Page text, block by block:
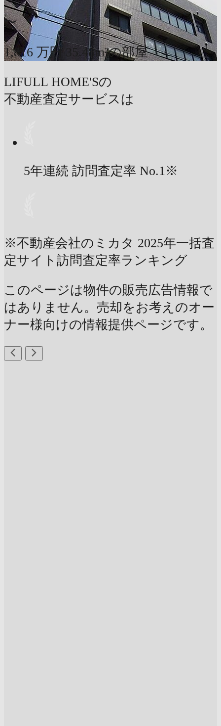
〜
1,816 万円 35.48m²の部屋
LIFULL HOME'Sの
不動産査定サービスは
5年連続 訪問査定率 No.1※
※不動産会社のミカタ 2025年一括査
定サイト訪問査定率ランキング
このページは物件の販売広告情報で
はありません。売却をお考えのオー
ナー様向けの情報提供ページです。